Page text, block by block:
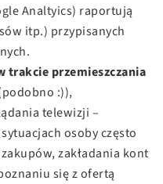
Analtyics) raportują
itp.) przypisanych
trakcie przemieszczania
:)),
telewizji –
osoby często
zakładania kont
się z ofertą